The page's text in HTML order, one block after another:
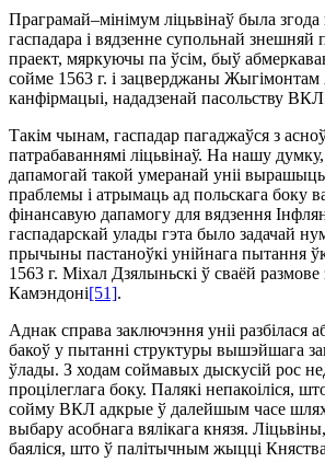
Праграмай–мінімум ліцьвінаў была
гаспадара і вядзенне супольнай знешняй
праект, мяркуючы па ўсім, быў
сойме 1563 г. і зацверджаны
канфірмацыі, нададзенай пасольству ВКЛ
Такім чынам, гаспадар пагаджаўся з
патрабаваннямі ліцьвінаў. На нашу
дапамогай такой умеранай уніі
праблемы і атрымаць ад польскага боку
фінансавую дапамогу для вядзення
гаспадарскай улады гэта было задачай
прычыны пастаноўкі унійнага пытання
1563 г. Міхал Дзялыньскі ў сваёй
Камэндоні[51].
Аднак справа заключэння уніі разбілася
бакоў у пытанні структуры вышэйшага
ўлады. З ходам соймавых дыскусій рос
процілеглага боку. Палякі непакоіліся,
сойму ВКЛ адкрые ў далейшым часе шлях
выбару асобнага вялікага князя.
баяліся, што ў палітычным жыцці